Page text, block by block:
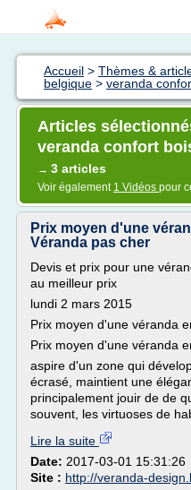
Accueil > Thèmes &
belgique > veranda
Articles
veranda confort
→ 3 articles
Voir également 1 Vidéos pour
Prix moyen d'une
Véranda pas cher
Devis et prix pour une
au meilleur prix
lundi 2 mars 2015
Prix moyen d'une véranda
Prix moyen d'une véranda
aspire d'un zone qui
écrasé, maintient une
principalement jouir de de
souvent, les virtuoses de
Lire la suite
Date: 2017-03-01 15:31:26
Site : http://veranda-